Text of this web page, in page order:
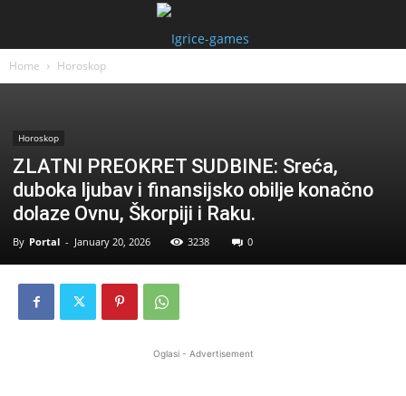
Home Horoskop
Horoskop
ZLATNI PREOKRET SUDBINE: Sreća,
duboka ljubav i finansijsko obilje konačno
dolaze Ovnu, Škorpiji i Raku.
By Portal - January 20, 2026 3238 0
Oglasi - Advertisement